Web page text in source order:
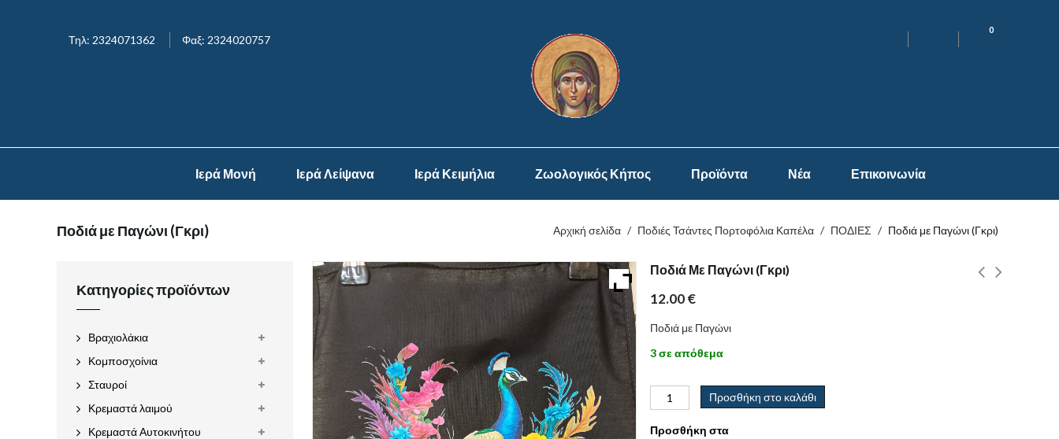
Τηλ: 2324071362 Φαξ: 2324020757
0
Ιερά Μονή Ιερά Λείψανα Ιερά Κειμήλια Ζωολογικός Κήπος Προϊόντα Νέα Επικοινωνία
Ποδιά με Παγώνι (Γκρι) Αρχική σελίδα / Ποδιές Τσάντες Πορτοφόλια Καπέλα / ΠΟΔΙΕΣ / Ποδιά με Παγώνι (Γκρι)
Ποδιά Με Παγώνι (Γκρι)
12.00€
Ποδιά με Παγώνι
3 σε απόθεμα
Προσθήκη στο καλάθι
Προσθήκη στα
Κατηγορίες προϊόντων
Βραχιολάκια
Κομποσχοίνια
Σταυροί
Κρεμαστά λαιμού
Κρεμαστά Αυτοκινήτου